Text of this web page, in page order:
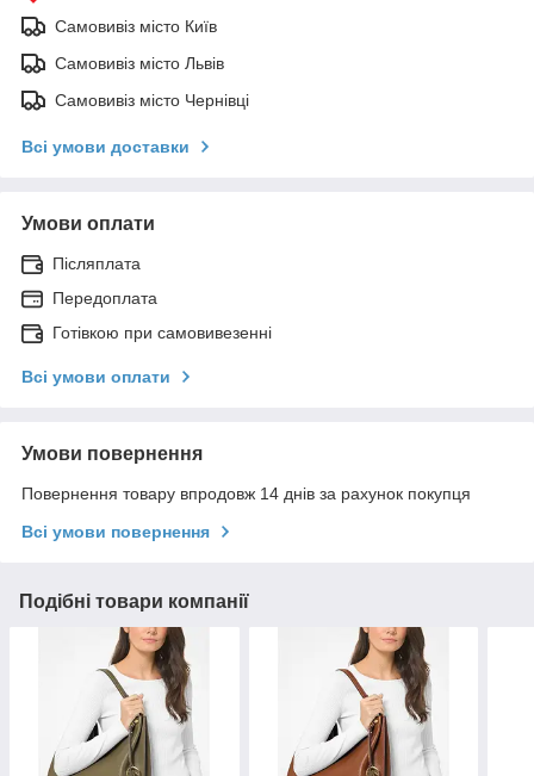
Самовивіз місто Київ
Самовивіз місто Львів
Самовивіз місто Чернівці
Всі умови доставки
Умови оплати
Післяплата
Передоплата
Готівкою при самовивезенні
Всі умови оплати
Умови повернення
Повернення товару впродовж 14 днів за рахунок покупця
Всі умови повернення
Подібні товари компанії